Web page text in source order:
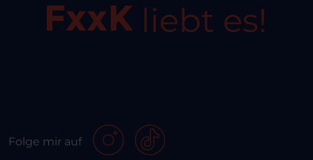
liebt es!
Folge mir auf